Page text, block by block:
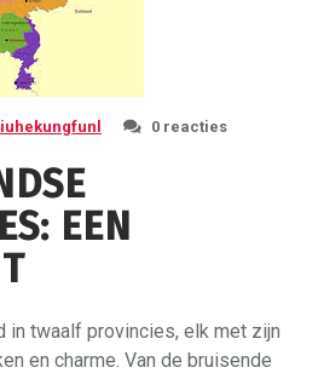
liuhekungfunl 0 reacties
EEN
in twaalf provincies, elk met zijn
en charme. Van de bruisende